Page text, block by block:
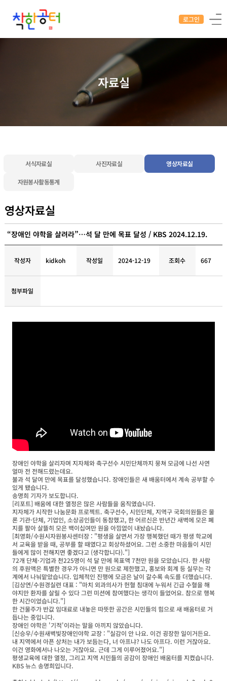
로그인
자료실
서식자료실 사진자료실 영상자료실
자원봉사활동통계
영상자료실
“장애인 야학을 살려라”…석 달 만에 목표 달성 / KBS 2024.12.19.
작성자 kidkoh 작성일 2024-12-19 조회수 667
첨부파일
장애인 야학을 살리자며 지자체와 축구선수 시민단체까지 뭉쳐 모금에 나선 사연
얼마 전 전해드렸는데요.
불과 석 달여 만에 목표를 달성했습니다. 장애인들은 새 배움터에서 계속 공부할 수
있게 됐습니다.
송명희 기자가 보도합니다.
[리포트] 배움에 대한 열정은 많은 사람들을 움직였습니다.
지자체가 시작한 나눔문화 프로젝트. 축구선수, 시민단체, 지역구 국회의원들은 물
론 기관·단체, 기업인, 소상공인들이 동참했고, 한 어르신은 반년간 새벽에 모은 폐
지를 팔아 살뜰히 모은 백이십여만 원을 아낌없이 내놨습니다.
[최영화/수원시자원봉사센터장 : "평생을 살면서 가장 행복했던 때가 평생 학교에
서 교육을 받을 때, 공부를 할 때였다고 회상하셨어요. 그런 소중한 마음들이 시민
들에게 많이 전해지면 좋겠다고 (생각합니다)."]
72개 단체·기업과 천225명이 석 달 만에 목표액 7천만 원을 모았습니다. 한 사람
의 후원액은 특별한 경우가 아니면 만 원으로 제한했고, 홍보와 회계 등 실무는 각
계에서 나눠맡았습니다. 입체적인 진행에 모금은 날이 갈수록 속도를 더했습니다.
[김상연/수원경실련 대표 : "마치 외과의사가 헌혈 침대에 누워서 긴급 수혈을 해
야지만 환자를 살릴 수 있다 그런 미션에 참여했다는 생각이 들었어요. 참으로 행복
한 시간이었습니다."]
한 건물주가 반값 임대료로 내놓은 따뜻한 공간은 시민들의 힘으로 새 배움터로 거
듭나는 중입니다.
장애인 야학은 '기적'이라는 말을 아끼지 않았습니다.
[신승우/수원새벽빛장애인야학 교장 : "실감이 안 나요. 이건 굉장한 일이거든요.
내 지역에서 아픈 상처는 내가 보듬는다, 너 아프냐? 나도 아프다. 이런 거잖아요.
이건 영화에서나 나오는 거잖아요. 근데 그게 이루어졌어요."]
평생교육에 대한 열정, 그리고 지역 시민들의 공감이 장애인 배움터를 지켰습니다.
KBS 뉴스 송명희입니다.